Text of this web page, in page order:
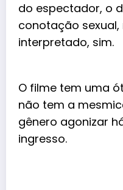
do espectador, o
conotação
interpretado, sim.
O filme tem uma
não tem a
gênero agonizar
ingresso.